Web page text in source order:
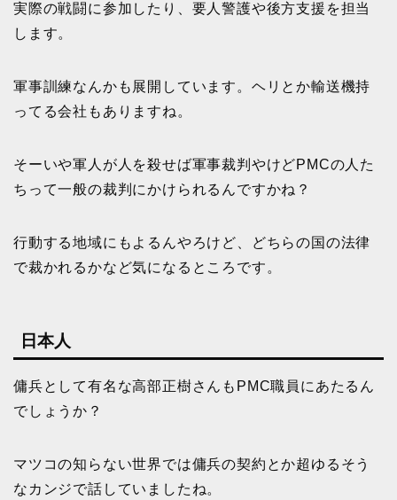
実際の戦闘に参加したり、要人警護や後方支援を担当
します。
軍事訓練なんかも展開しています。ヘリとか輸送機持
ってる会社もありますね。
そーいや軍人が人を殺せば軍事裁判やけどPMCの人た
ちって一般の裁判にかけられるんですかね？
行動する地域にもよるんやろけど、どちらの国の法律
で裁かれるかなど気になるところです。
日本人
傭兵として有名な高部正樹さんもPMC職員にあたるん
でしょうか？
マツコの知らない世界では傭兵の契約とか超ゆるそう
なカンジで話していましたね。